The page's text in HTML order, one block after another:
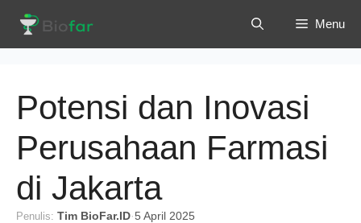
isi
Menu
Potensi dan Inovasi
Perusahaan Farmasi
di Jakarta
Penulis: Tim BioFar.ID·5 April 2025